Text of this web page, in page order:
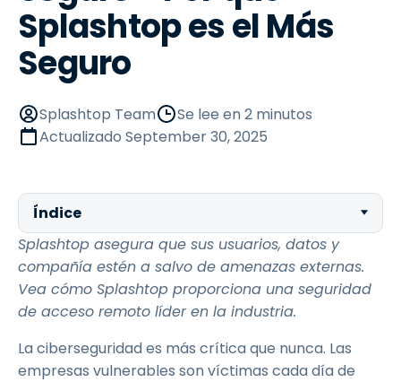
Splashtop es el Más
Seguro
Splashtop Team
Se lee en 2 minutos
Actualizado September 30, 2025
Índice
Splashtop asegura que sus usuarios, datos y
compañía estén a salvo de amenazas externas.
Vea cómo Splashtop proporciona una seguridad
de acceso remoto líder en la industria.
La ciberseguridad es más crítica que nunca. Las
empresas vulnerables son víctimas cada día de